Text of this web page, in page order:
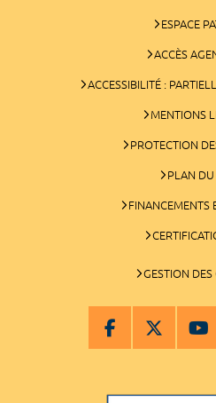
ESPACE
ACCÈS
ACCESSIBILITÉ :
MENTIONS
PROTECTION
PLAN DU
FINANCEMENTS
GESTION DES